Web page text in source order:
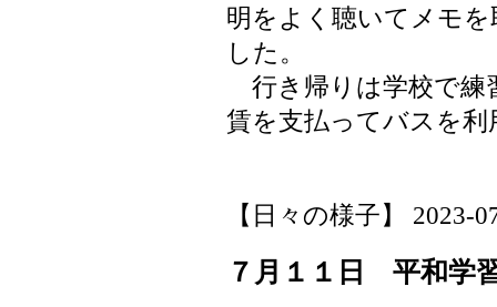
明をよく聴いてメモ
した。
行き帰りは学校で練
賃を支払ってバスを
【日々の様子】 2023-
７月１１日 平和学